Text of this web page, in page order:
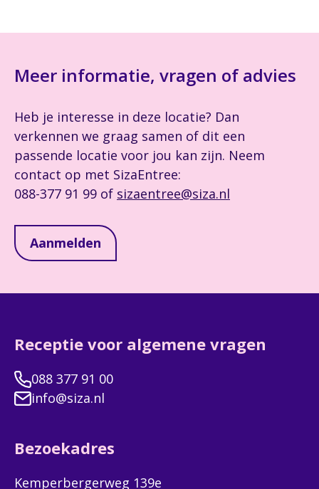
Meer informatie, vragen of advies
Heb je interesse in deze locatie? Dan
verkennen we graag samen of dit een
passende locatie voor jou kan zijn. Neem
contact op met SizaEntree:
088-377 91 99 of sizaentree@siza.nl
Aanmelden
Receptie voor algemene vragen
088 377 91 00
info@siza.nl
Bezoekadres
Kemperbergerweg 139e